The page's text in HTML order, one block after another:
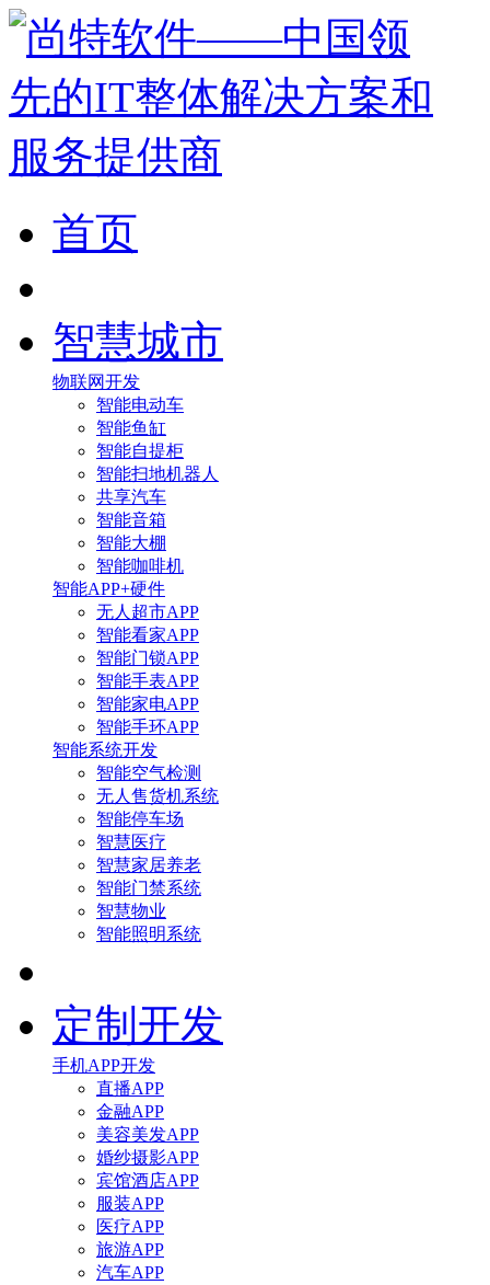
首页
智慧城市
物联网开发
智能电动车
智能鱼缸
智能自提柜
智能扫地机器人
共享汽车
智能音箱
智能大棚
智能咖啡机
智能APP+硬件
无人超市APP
智能看家APP
智能门锁APP
智能手表APP
智能家电APP
智能手环APP
智能系统开发
智能空气检测
无人售货机系统
智能停车场
智慧医疗
智慧家居养老
智能门禁系统
智慧物业
智能照明系统
定制开发
手机APP开发
直播APP
金融APP
美容美发APP
婚纱摄影APP
宾馆酒店APP
服装APP
医疗APP
旅游APP
汽车APP